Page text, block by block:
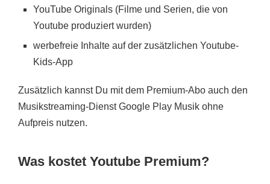
YouTube Originals (Filme und Serien, die von
Youtube produziert wurden)
werbefreie Inhalte auf der zusätzlichen Youtube-
Kids-App
Zusätzlich kannst Du mit dem Premium-Abo auch den
Musikstreaming-Dienst Google Play Musik ohne
Aufpreis nutzen.
Was kostet Youtube Premium?